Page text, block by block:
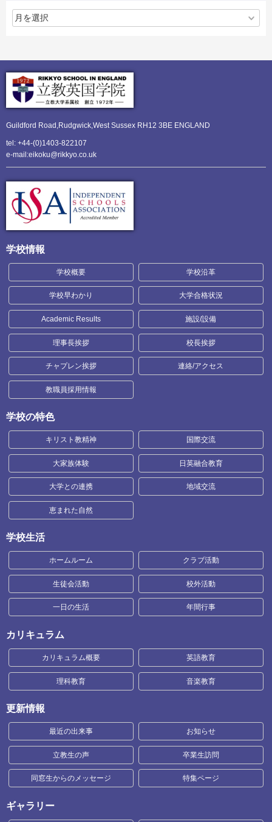
Guildford Road,Rudgwick,West Sussex RH12 3BE ENGLAND
tel: +44-(0)1403-822107
e-mail:eikoku@rikkyo.co.uk
学校情報
学校概要 学校沿革
学校早わかり 大学合格状況
Academic Results 施設/設備
理事長挨拶 校長挨拶
チャプレン挨拶 連絡/アクセス
教職員採用情報
学校の特色
キリスト教精神 国際交流
大家族体験 日英融合教育
大学との連携 地域交流
恵まれた自然
学校生活
ホームルーム クラブ活動
生徒会活動 校外活動
一日の生活 年間行事
カリキュラム
カリキュラム概要 英語教育
理科教育 音楽教育
更新情報
最近の出来事 お知らせ
立教生の声 卒業生訪問
同窓生からのメッセージ 特集ページ
ギャラリー